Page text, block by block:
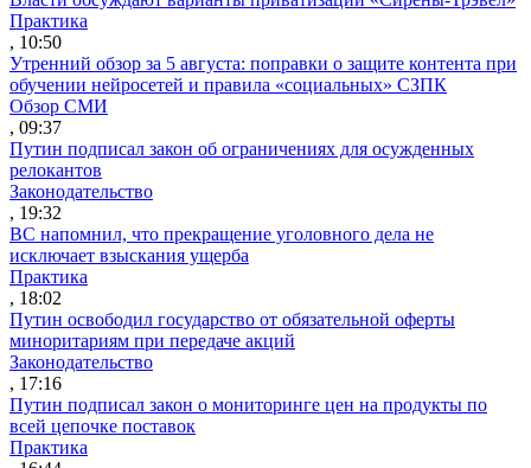
Практика
, 10:50
Утренний обзор за 5 августа: поправки о защите контента при
обучении нейросетей и правила «социальных» СЗПК
Обзор СМИ
, 09:37
Путин подписал закон об ограничениях для осужденных
релокантов
Законодательство
, 19:32
ВС напомнил, что прекращение уголовного дела не
исключает взыскания ущерба
Практика
, 18:02
Путин освободил государство от обязательной оферты
миноритариям при передаче акций
Законодательство
, 17:16
Путин подписал закон о мониторинге цен на продукты по
всей цепочке поставок
Практика